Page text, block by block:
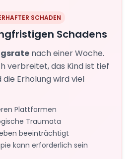
SCHADEN
Schadens
nach einer Woche.
verbreitet, das Kind ist tief
Erholung wird viel
Plattformen
Traumata
beeinträchtigt
kann erforderlich sein